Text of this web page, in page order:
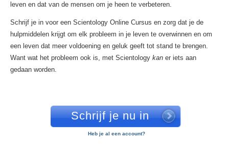
leven en dat van de mensen om je heen te verbeteren.
Schrijf je in voor een Scientology Online Cursus en zorg dat je de
hulpmiddelen krijgt om elk probleem in je leven te overwinnen en om
een leven dat meer voldoening en geluk geeft tot stand te brengen.
Want wat het probleem ook is, met Scientology kan er iets aan
gedaan worden.
Schrijf je nu in
Heb je al een account?